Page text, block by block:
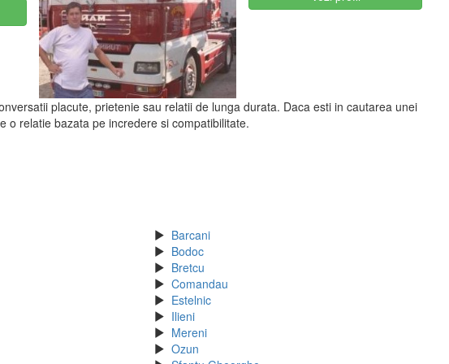
placute, prietenie sau relatii de lunga durata. Daca esti in cautarea unei
o relatie bazata pe incredere si compatibilitate.
Barcani
Bodoc
Bretcu
Comandau
Estelnic
Ilieni
Mereni
Ozun